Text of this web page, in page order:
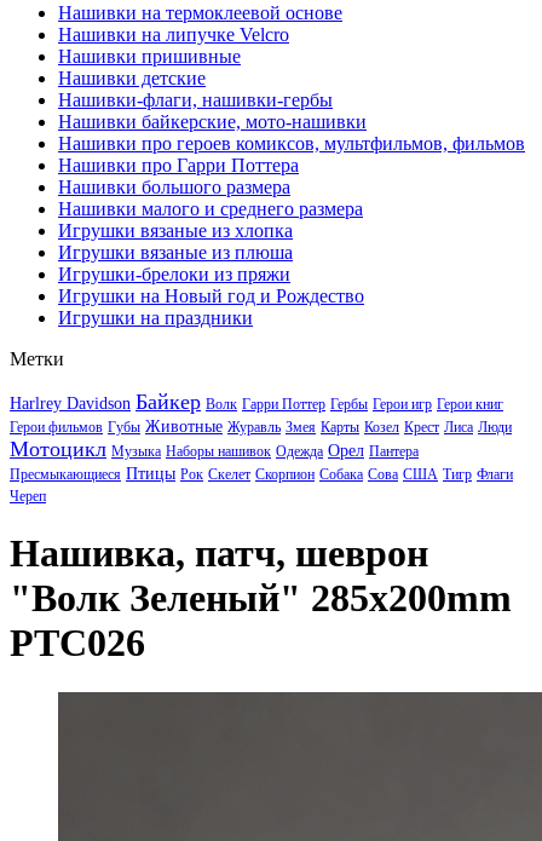
Нашивки на термоклеевой основе
Нашивки на липучке Velcro
Нашивки пришивные
Нашивки детские
Нашивки-флаги, нашивки-гербы
Нашивки байкерские, мото-нашивки
Нашивки про героев комиксов, мультфильмов, фильмов
Нашивки про Гарри Поттера
Нашивки большого размера
Нашивки малого и среднего размера
Игрушки вязаные из хлопка
Игрушки вязаные из плюша
Игрушки-брелоки из пряжи
Игрушки на Новый год и Рождество
Игрушки на праздники
Метки
Harlrey Davidson Байкер Волк Гарри Поттер Гербы Герои игр Герои книг
Герои фильмов Губы Животные Журавль Змея Карты Козел Крест Лиса Люди
Мотоцикл Музыка Наборы нашивок Одежда Орел Пантера
Пресмыкающиеся Птицы Рок Скелет Скорпион Собака Сова США Тигр Флаги
Череп
Нашивка, патч, шеврон
"Волк Зеленый" 285x200mm
PTC026